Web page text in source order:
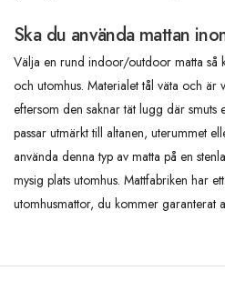
Ska du använda mattan
Välja en rund indoor/outdoor matta så
och utomhus. Materialet tål väta och är
eftersom den saknar tät lugg där smuts
passar utmärkt till altanen, uterummet
använda denna typ av matta på en
mysig plats utomhus. Mattfabriken har
utomhusmattor, du kommer garanterat